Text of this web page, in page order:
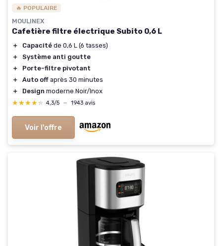
🔥 POPULAIRE
MOULINEX
Cafetière filtre électrique Subito 0,6 L
＋ Capacité de 0,6 L (6 tasses)
＋
Système anti goutte
＋
Porte-filtre pivotant
＋
Auto off après 30 minutes
＋
Design moderne Noir/Inox
★★★★★
★★★★★ 4,3/5 — 1943 avis
Voir l'offre